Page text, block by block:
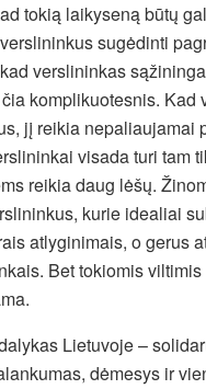
tokią laikyseną būtų
sugėdinti
verslininkas
komplikuotesnis. Kad
jį reikia nepaliaujamai
visada turi tam
reikia daug lėšų.
kurie idealiai
atlyginimais, o gerus
Bet tokiomis
Lietuvoje –
dėmesys ir